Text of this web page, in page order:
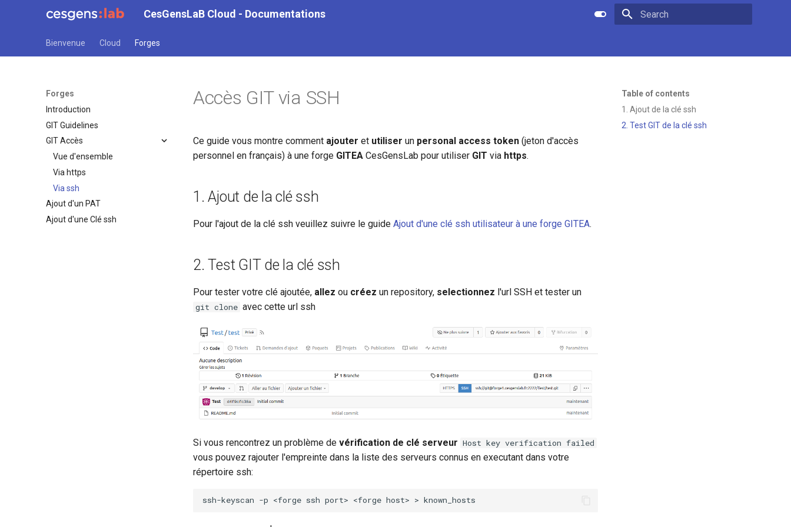
CesGensLaB Cloud - Documentations
Bienvenue Cloud Forges
Forges
Introduction
GIT Guidelines
GIT Accès
Vue d'ensemble
Via https
Via ssh
Ajout d'un PAT
Ajout d'une Clé ssh
Table of contents
1. Ajout de la clé ssh
2. Test GIT de la clé ssh
Accès GIT via SSH
Ce guide vous montre comment ajouter et utiliser un personal access token (jeton d'accès
personnel en français) à une forge GITEA CesGensLab pour utiliser GIT via https.
1. Ajout de la clé ssh
Pour l'ajout de la clé ssh veuillez suivre le guide Ajout d'une clé ssh utilisateur à une forge GITEA.
2. Test GIT de la clé ssh
Pour tester votre clé ajoutée, allez ou créez un repository, selectionnez l'url SSH et tester un
git clone avec cette url ssh
Si vous rencontrez un problème de vérification de clé serveur Host key verification failed
vous pouvez rajouter l'empreinte dans la liste des serveurs connus en executant dans votre
répertoire ssh:
ssh-keyscan -p <forge ssh port> <forge host> >